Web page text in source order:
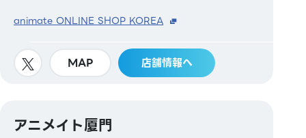
animate ONLINE SHOP KOREA
MAP 店舗情報へ
アニメイト厦門